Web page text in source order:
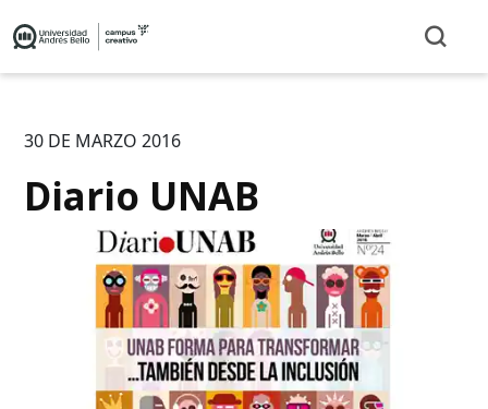
30 DE MARZO 2016
Diario UNAB